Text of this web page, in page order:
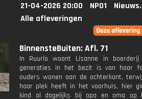
21-04-2026 20:00 NPO1
Alle afleveringen
BinnensteBuiten: Afl. 71
In Ruurlo woont Lisanne in
generaties in het bezit is van haar
ouders wonen aan de achterkant,
haar plek heeft in het voorhuis, hier
kind al dagelijks bij opa en oma op